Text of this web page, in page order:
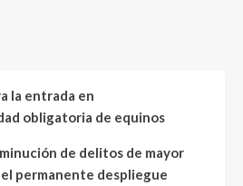
la entrada en
obligatoria de equinos
de delitos de mayor
permanente despliegue